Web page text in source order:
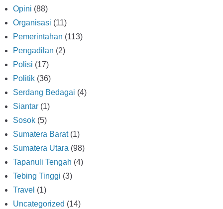
Opini (88)
Organisasi (11)
Pemerintahan (113)
Pengadilan (2)
Polisi (17)
Politik (36)
Serdang Bedagai (4)
Siantar (1)
Sosok (5)
Sumatera Barat(1)
Sumatera Utara (98)
Tapanuli Tengah (4)
Tebing Tinggi (3)
Travel (1)
Uncategorized (14)